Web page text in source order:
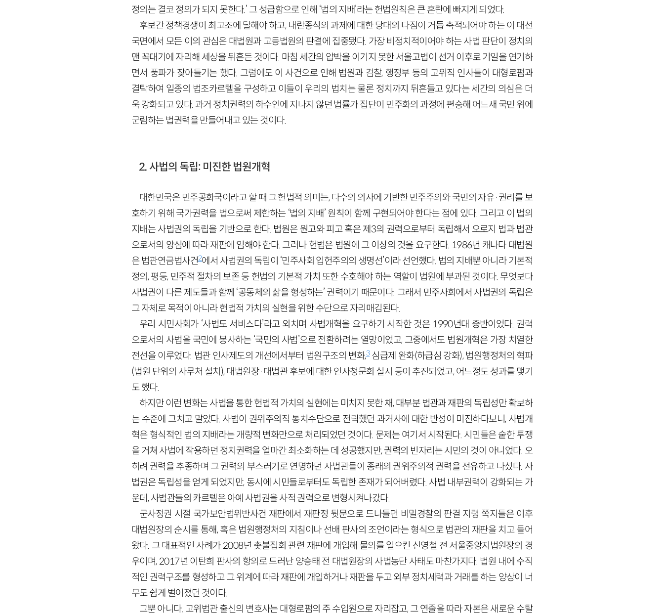
정의는 결코 정의가 되지 못한다.’ 그 성급함으로 인해 ‘법의 지배’라는 헌법원칙은 큰 혼란에 빠지게 되었다.
후보간 정책경쟁이 최고조에 달해야 하고, 내란종식의 과제에 대한 당대의 다짐이 거듭 축적되어야 하는 이 대선
국면에서 모든 이의 관심은 대법원과 고등법원의 판결에 집중됐다. 가장 비정치적이어야 하는 사법 판단이 정치의
맨 꼭대기에 자리해 세상을 뒤흔든 것이다. 마침 세간의 압박을 이기지 못한 서울고법이 선거 이후로 기일을 연기하
면서 풍파가 잦아들기는 했다. 그럼에도 이 사건으로 인해 법원과 검찰, 행정부 등의 고위직 인사들이 대형로펌과
결탁하여 일종의 법조카르텔을 구성하고 이들이 우리의 법치는 물론 정치까지 뒤흔들고 있다는 세간의 의심은 더
욱 강화되고 있다. 과거 정치권력의 하수인에 지나지 않던 법률가 집단이 민주화의 과정에 편승해 어느새 국민 위에
군림하는 법권력을 만들어내고 있는 것이다.
2. 사법의 독립: 미진한 법원개혁
대한민국은 민주공화국이라고 할 때 그 헌법적 의미는, 다수의 의사에 기반한 민주주의와 국민의 자유·권리를 보
호하기 위해 국가권력을 법으로써 제한하는 ‘법의 지배’ 원칙이 함께 구현되어야 한다는 점에 있다. 그리고 이 법의
지배는 사법권의 독립을 기반으로 한다. 법원은 원고와 피고 혹은 제3의 권력으로부터 독립해서 오로지 법과 법관
으로서의 양심에 따라 재판에 임해야 한다. 그러나 헌법은 법원에 그 이상의 것을 요구한다. 1986년 캐나다 대법원
은 법관연금법사건2에서 사법권의 독립이 ‘민주사회 입헌주의의 생명선’이라 선언했다. 법의 지배뿐 아니라 기본적
정의, 평등, 민주적 절차의 보존 등 헌법의 기본적 가치 또한 수호해야 하는 역할이 법원에 부과된 것이다. 무엇보다
사법권이 다른 제도들과 함께 ‘공동체의 삶을 형성하는’ 권력이기 때문이다. 그래서 민주사회에서 사법권의 독립은
그 자체로 목적이 아니라 헌법적 가치의 실현을 위한 수단으로 자리매김된다.
우리 시민사회가 ‘사법도 서비스다’라고 외치며 사법개혁을 요구하기 시작한 것은 1990년대 중반이었다. 권력
으로서의 사법을 국민에 봉사하는 ‘국민의 사법’으로 전환하려는 열망이었고, 그중에서도 법원개혁은 가장 치열한
전선을 이루었다. 법관 인사제도의 개선에서부터 법원구조의 변화,3심급제 완화(하급심 강화), 법원행정처의 혁파
(법원 단위의 사무처 설치), 대법원장·대법관 후보에 대한 인사청문회 실시 등이 추진되었고, 어느정도 성과를 맺기
도 했다.
하지만 이런 변화는 사법을 통한 헌법적 가치의 실현에는 미치지 못한 채, 대부분 법관과 재판의 독립성만 확보하
는 수준에 그치고 말았다. 사법이 권위주의적 통치수단으로 전락했던 과거사에 대한 반성이 미진하다보니, 사법개
혁은 형식적인 법의 지배라는 개량적 변화만으로 처리되었던 것이다. 문제는 여기서 시작된다. 시민들은 숱한 투쟁
을 거쳐 사법에 작용하던 정치권력을 얼마간 최소화하는 데 성공했지만, 권력의 빈자리는 시민의 것이 아니었다. 오
히려 권력을 추종하며 그 권력의 부스러기로 연명하던 사법관들이 종래의 권위주의적 권력을 전유하고 나섰다. 사
법권은 독립성을 얻게 되었지만, 동시에 시민들로부터도 독립한 존재가 되어버렸다. 사법 내부권력이 강화되는 가
운데, 사법관들의 카르텔은 아예 사법권을 사적 권력으로 변형시켜나갔다.
군사정권 시절 국가보안법위반사건 재판에서 재판정 뒷문으로 드나들던 비밀경찰의 판결 지령 쪽지들은 이후
대법원장의 순시를 통해, 혹은 법원행정처의 지침이나 선배 판사의 조언이라는 형식으로 법관의 재판을 치고 들어
왔다. 그 대표적인 사례가 2008년 촛불집회 관련 재판에 개입해 물의를 일으킨 신영철 전 서울중앙지법원장의 경
우이며, 2017년 이탄희 판사의 항의로 드러난 양승태 전 대법원장의 사법농단 사태도 마찬가지다. 법원 내에 수직
적인 권력구조를 형성하고 그 위계에 따라 재판에 개입하거나 재판을 두고 외부 정치세력과 거래를 하는 양상이 너
무도 쉽게 벌어졌던 것이다.
그뿐 아니다. 고위법관 출신의 변호사는 대형로펌의 주 수입원으로 자리잡고, 그 연줄을 따라 자본은 새로운 수탈